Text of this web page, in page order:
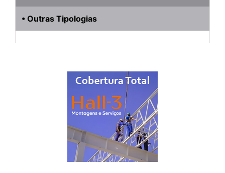
• Outras Tipologias